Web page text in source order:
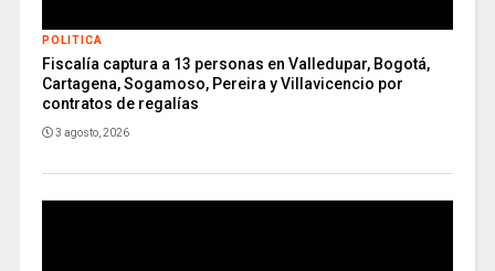
POLITICA
Fiscalía captura a 13 personas en Valledupar, Bogotá,
Cartagena, Sogamoso, Pereira y Villavicencio por
contratos de regalías
3 agosto, 2026